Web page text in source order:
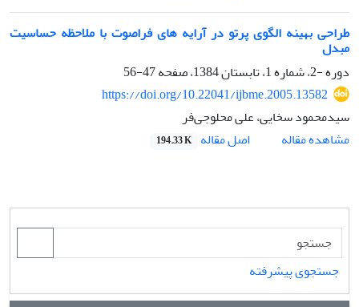
طراحی بهینه الگوی پرتو در آرایه های فراصوت با ملاحظه حساسیت
مبدل
دوره -2، شماره 1، تابستان 1384، صفحه
47-56
https://doi.org/10.22041/ijbme.2005.13582
سیدمحمود سخایی، علی محلوجی‌فر
مشاهده مقاله
اصل مقاله 194.33 K
جستجوی پیشرفته